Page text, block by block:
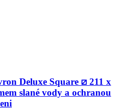
Deluxe Square ⧄ 211 x
slané vody a ochranou